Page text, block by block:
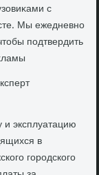
с
Мы ежедневно
подтвердить
эксплуатацию
в
городского